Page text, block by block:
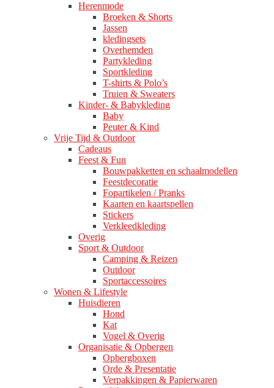
Herenmode
Broeken & Shorts
Jassen
kledingsets
Overhemden
Partykleding
Sportkleding
T-shirts & Polo’s
Truien & Sweaters
Kinder- & Babykleding
Baby
Peuter & Kind
Vrije Tijd & Outdoor
Cadeaus
Feest & Fun
Bouwpakketten en schaalmodellen
Feestdecoratie
Fopartikelen / Pranks
Kaarten en kaartspellen
Stickers
Verkleedkleding
Overig
Sport & Outdoor
Camping & Reizen
Outdoor
Sportaccessoires
Wonen & Lifestyle
Huisdieren
Hond
Kat
Vogel & Overig
Organisatie & Opbergen
Opbergboxen
Orde & Presentatie
Verpakkingen & Papierwaren